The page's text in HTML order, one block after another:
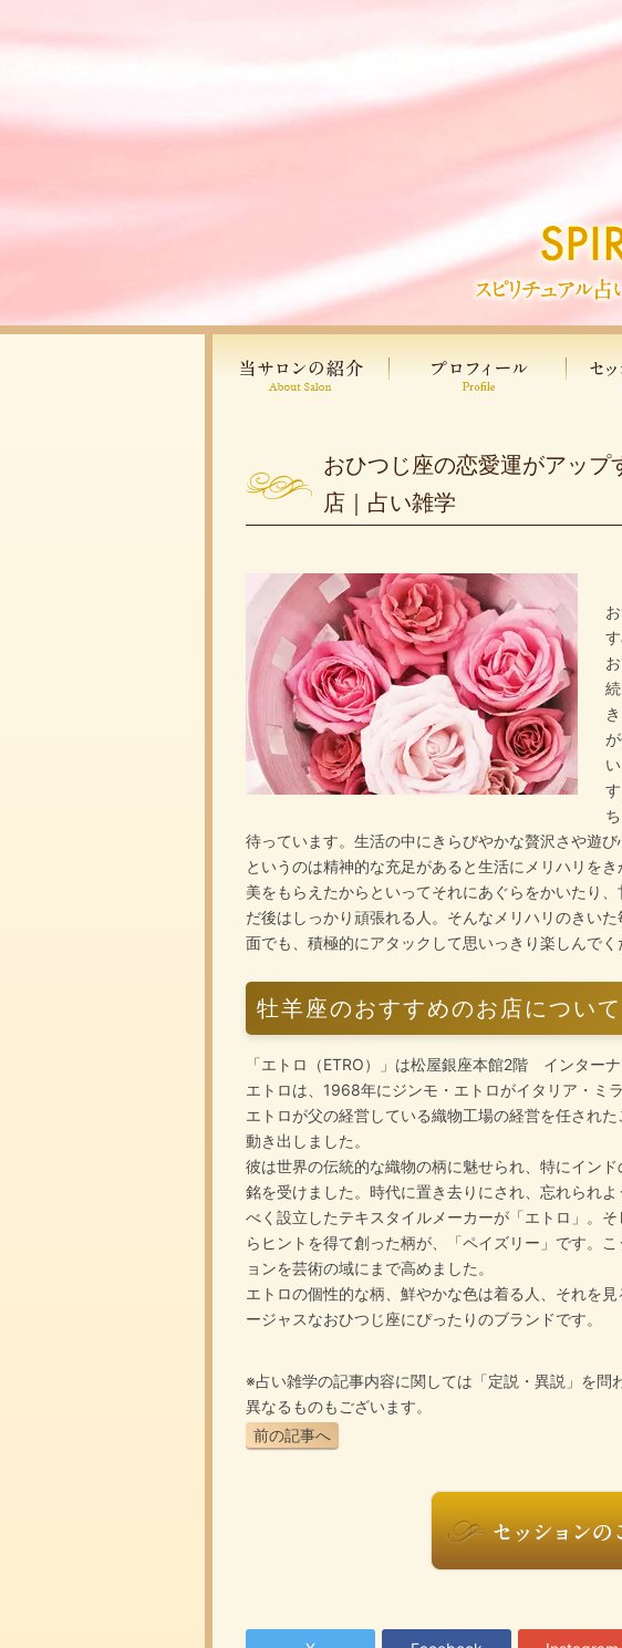
おひつじ座の恋愛運がアッ
店｜占い雑学
す
待っています。生活の中にきらびやかな贅沢さや遊
というのは精神的な充足があると生活にメリハリを
美をもらえたからといってそれにあぐらをかいたり
だ後はしっかり頑張れる人。そんなメリハリのきい
面でも、積極的にアタックして思いっきり楽しんでく
牡羊座のおすすめのお店について
「エトロ（ETRO）」は松屋銀座本館2階 インター
エトロは、1968年にジンモ・エトロがイタリア・ミ
エトロが父の経営している織物工場の経営を任され
動き出しました。
彼は世界の伝統的な織物の柄に魅せられ、特にイン
銘を受けました。時代に置き去りにされ、忘れられ
べく設立したテキスタイルメーカーが「エトロ」。
らヒントを得て創った柄が、「ペイズリー」です。
ョンを芸術の域にまで高めました。
エトロの個性的な柄、鮮やかな色は着る人、それを
ージャスなおひつじ座にぴったりのブランドです。
※占い雑学の記事内容に関しては「定説・異説」を問
異なるものもございます。
前の記事へ